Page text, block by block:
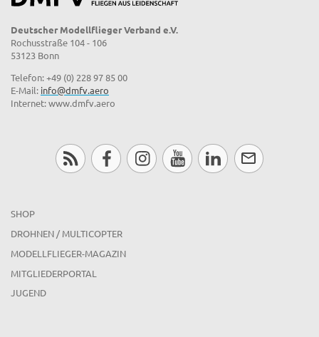
Deutscher Modellflieger Verband e.V.
Rochusstraße 104 - 106
53123 Bonn
Telefon: +49 (0) 228 97 85 00
E-Mail: info@dmfv.aero
Internet: www.dmfv.aero
SHOP
DROHNEN / MULTICOPTER
MODELLFLIEGER-MAGAZIN
MITGLIEDERPORTAL
JUGEND